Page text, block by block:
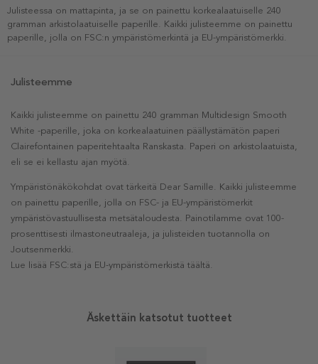
Julisteessa on mattapinta, ja se on painettu korkealaatuiselle 240
gramman arkistolaatuiselle paperille. Kaikki julisteemme on painettu
paperille, jolla on FSC:n ympäristömerkintä ja EU-ympäristömerkki.
Julisteemme
Kaikki julisteemme on painettu 240 gramman Multidesign Smooth
White -paperille, joka on korkealaatuinen päällystämätön paperi
Clairefontainen paperitehtaalta Ranskasta. Paperi on arkistolaatuista,
eli se ei kellastu ajan myötä.
Ympäristönäkökohdat ovat tärkeitä Dear Samille. Kaikki julisteemme
on painettu paperille, jolla on FSC- ja EU-ympäristömerkit
ympäristövastuullisesta metsätaloudesta. Painotilamme ovat 100-
prosenttisesti ilmastoneutraaleja, ja julisteiden tuotannolla on
Joutsenmerkki.
Lue lisää FSC:stä ja EU-ympäristömerkistä täältä.
Äskettäin katsotut tuotteet